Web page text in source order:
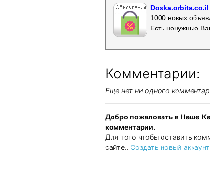
1000 новых
Есть ненужные
Комментарии:
Еще нет ни одного
Добро пожаловать в Наше
комментарии.
Для того чтобы оставить
сайте.. Создать новый аккаунт